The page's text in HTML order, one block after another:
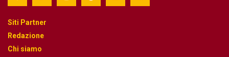
Siti Partner
Redazione
Chi siamo